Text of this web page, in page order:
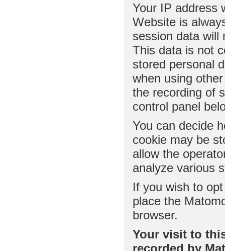
Your IP address
Website is
session data will
This data is not
stored personal
when using
the recording of
control panel
You can decide
cookie may be
allow the
analyze various
If you wish to
place the
browser.
Your visit to
recorded by